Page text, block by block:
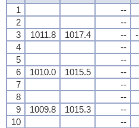
1
--
2
--
3
1011.8 1017.4 --
4
--
5
--
6
1010.0 1015.5 --
7
--
8
--
9
1009.8 1015.3 --
10
--